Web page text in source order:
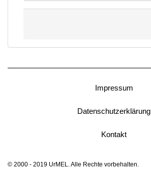
Impressum
Datenschutzerklärung
Kontakt
© 2000 - 2019 UrMEL. Alle Rechte vorbehalten.